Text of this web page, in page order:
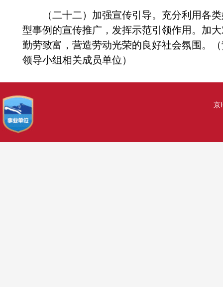
（二十二）加强宣传引导。充分利用各类
型事例的宣传推广，发挥示范引领作用。加
勤劳致富，营造劳动光荣的良好社会氛围。
领导小组相关成员单位）
京